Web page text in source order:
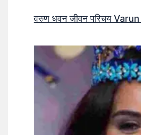
वरुण धवन जीवन परिचय